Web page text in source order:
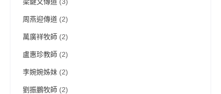
周燕迎傳道 (2)
萬廣祥牧師 (2)
盧惠珍教師 (2)
李婉婉姊妹 (2)
劉振鵬牧師 (2)